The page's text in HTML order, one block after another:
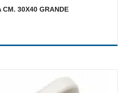
CM. 30X40 GRANDE
era: 7,00 €.
è: 3,50 €.